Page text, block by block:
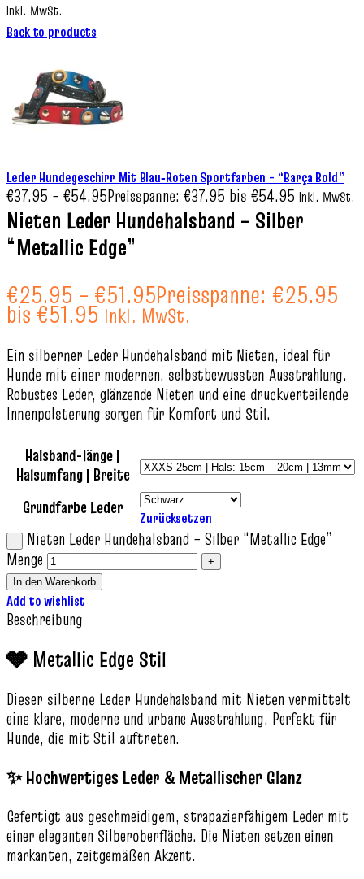
Inkl. MwSt.
Back to products
Leder Hundegeschirr Mit Blau‑Roten Sportfarben – “Barça Bold”
€37.95 – €54.95Preisspanne: €37.95 bis €54.95 Inkl. MwSt.
Nieten Leder Hundehalsband – Silber
“Metallic Edge”
€25.95 – €51.95Preisspanne: €25.95
bis €51.95 Inkl. MwSt.
Ein silberner Leder Hundehalsband mit Nieten, ideal für
Hunde mit einer modernen, selbstbewussten Ausstrahlung.
Robustes Leder, glänzende Nieten und eine druckverteilende
Innenpolsterung sorgen für Komfort und Stil.
Halsband-länge |
Halsumfang | Breite
Grundfarbe Leder
Zurücksetzen
Nieten Leder Hundehalsband – Silber “Metallic Edge”
Menge
In den Warenkorb
Add to wishlist
Beschreibung
🩶 Metallic Edge Stil
Dieser silberne Leder Hundehalsband mit Nieten vermittelt
eine klare, moderne und urbane Ausstrahlung. Perfekt für
Hunde, die mit Stil auftreten.
✨ Hochwertiges Leder & Metallischer Glanz
Gefertigt aus geschmeidigem, strapazierfähigem Leder mit
einer eleganten Silberoberfläche. Die Nieten setzen einen
markanten, zeitgemäßen Akzent.